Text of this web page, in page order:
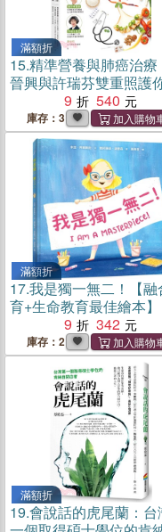
滿額折
15.精準營養與肺癌治療
晉興與許瑞芬雙重照護
9 540
庫存：3
滿額折
17.我是獨一無二！【融
育+生命教育最佳繪本】
9
342
庫存：2
滿額折
19.會說話的虎尾蘭：台